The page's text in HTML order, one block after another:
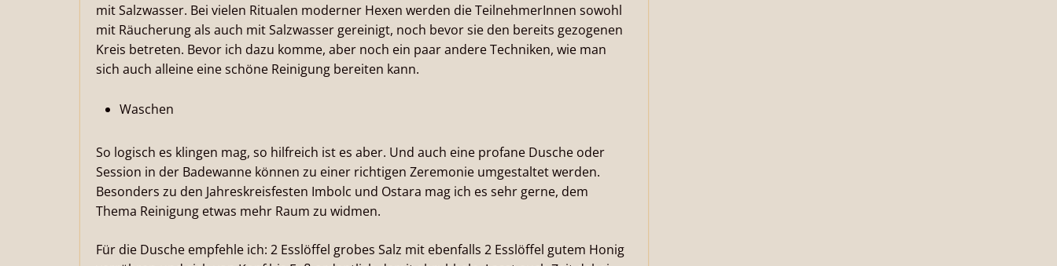
mit Salzwasser. Bei vielen Ritualen moderner Hexen werden die TeilnehmerInnen sowohl
mit Räucherung als auch mit Salzwasser gereinigt, noch bevor sie den bereits gezogenen
Kreis betreten. Bevor ich dazu komme, aber noch ein paar andere Techniken, wie man
sich auch alleine eine schöne Reinigung bereiten kann.
Waschen
So logisch es klingen mag, so hilfreich ist es aber. Und auch eine profane Dusche oder
Session in der Badewanne können zu einer richtigen Zeremonie umgestaltet werden.
Besonders zu den Jahreskreisfesten Imbolc und Ostara mag ich es sehr gerne, dem
Thema Reinigung etwas mehr Raum zu widmen.
Für die Dusche empfehle ich: 2 Esslöffel grobes Salz mit ebenfalls 2 Esslöffel gutem Honig